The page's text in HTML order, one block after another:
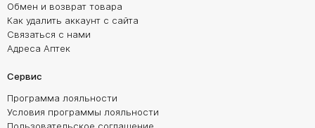
Обмен и возврат товара
Как удалить аккаунт с сайта
Связаться с нами
Адреса Аптек
Сервис
Программа лояльности
Условия программы лояльности